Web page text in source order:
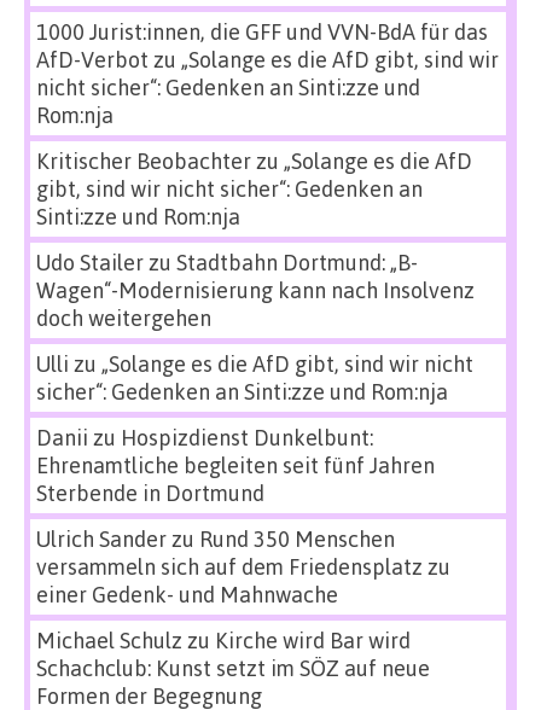
1000 Jurist:innen, die GFF und VVN-BdA für das
AfD-Verbot zu „Solange es die AfD gibt, sind wir
nicht sicher“: Gedenken an Sinti:zze und
Rom:nja
Kritischer Beobachterzu „Solange es die AfD
gibt, sind wir nicht sicher“: Gedenken an
Sinti:zze und Rom:nja
Udo Stailerzu Stadtbahn Dortmund: „B-
Wagen“-Modernisierung kann nach Insolvenz
doch weitergehen
Ulli zu „Solange es die AfD gibt, sind wir nicht
sicher“: Gedenken an Sinti:zze und Rom:nja
Danii zu Hospizdienst Dunkelbunt:
Ehrenamtliche begleiten seit fünf Jahren
Sterbende in Dortmund
Ulrich Sanderzu Rund 350 Menschen
versammeln sich auf dem Friedensplatz zu
einer Gedenk- und Mahnwache
Michael Schulz zu Kirche wird Bar wird
Schachclub: Kunst setzt im SÖZ auf neue
Formen der Begegnung